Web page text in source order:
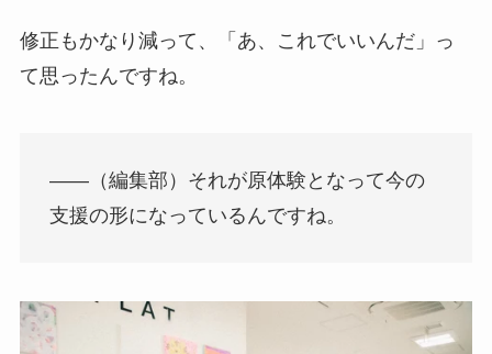
修正もかなり減って、「あ、これでいいんだ」っ
て思ったんですね。
――（編集部）それが原体験となって今の
支援の形になっているんですね。